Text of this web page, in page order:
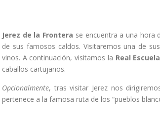
Jerez de la Frontera se encuentra a una hora
de sus famosos caldos. Visitaremos una de
vinos. A continuación, visitamos la Real
caballos cartujanos.
Opcionalmente, tras visitar Jerez nos
pertenece a la famosa ruta de los “pueblos